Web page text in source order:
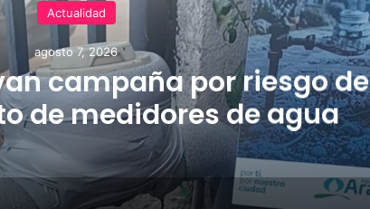
Actualidad
agosto 7, 2026
campaña por riesgo de
de medidores de agua